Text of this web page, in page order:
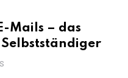
Mails – das
Selbstständiger